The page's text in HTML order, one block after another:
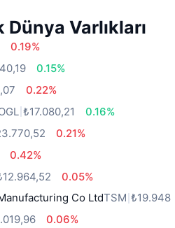
Varlıkları
0.19%
0.15%
0.22%
₺17.080,21
0.16%
0.21%
0.42%
0.05%
Co LtdTSM ₺19.948
0.06%